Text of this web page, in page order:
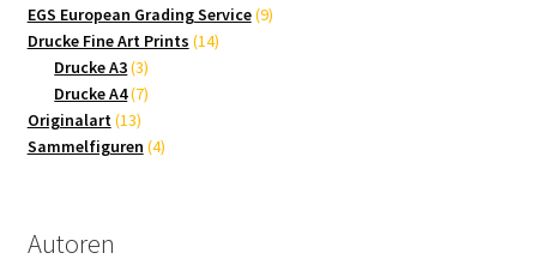
EGS European Grading Service 99
Drucke Fine Art Prints 1414
Drucke A3 33
Produkte
Drucke A4 77
Originalart 1313
Produkte
Sammelfiguren 44
Autoren